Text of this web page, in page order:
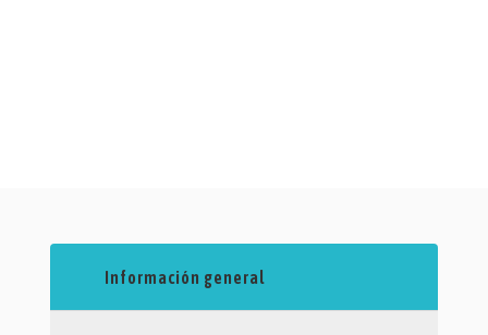
Información general